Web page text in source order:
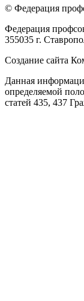
© Федерация
Федерация
355035 г.
Создание сайта
Данная
определяемой
статей 435, 437